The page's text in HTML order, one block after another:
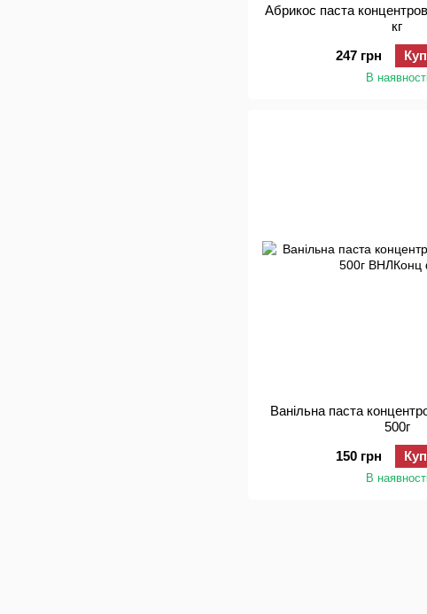
Абрикос паста
кг
247 грн
В наявності
Ванільна паста
500г
150 грн
В наявності